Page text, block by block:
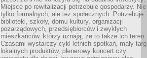
Miejsce po rewitalizacji potrzebuje gospodarzy. Nie
tylko formalnych, ale też społecznych. Potrzebuje
biblioteki, szkoły, domu kultury, organizacji
pozarządowych, przedsiębiorców i zwykłych
mieszkańców, którzy uznają, że to także ich teren.
Czasami wystarczy cykl letnich spotkań, mały targ
lokalnych produktów, plenerowy koncert czy